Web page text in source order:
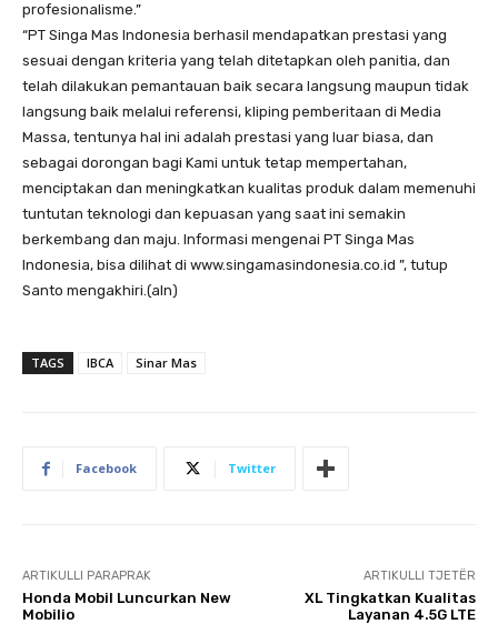
profesionalisme.”
“PT Singa Mas Indonesia berhasil mendapatkan prestasi yang
sesuai dengan kriteria yang telah ditetapkan oleh panitia, dan
telah dilakukan pemantauan baik secara langsung maupun tidak
langsung baik melalui referensi, kliping pemberitaan di Media
Massa, tentunya hal ini adalah prestasi yang luar biasa, dan
sebagai dorongan bagi Kami untuk tetap mempertahan,
menciptakan dan meningkatkan kualitas produk dalam memenuhi
tuntutan teknologi dan kepuasan yang saat ini semakin
berkembang dan maju. Informasi mengenai PT Singa Mas
Indonesia, bisa dilihat di www.singamasindonesia.co.id ”, tutup
Santo mengakhiri.(aln)
TAGS IBCA Sinar Mas
Facebook Twitter
ARTIKULLI PARAPRAK
Honda Mobil Luncurkan New
Mobilio
ARTIKULLI TJETËR
XL Tingkatkan Kualitas
Layanan 4.5G LTE